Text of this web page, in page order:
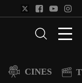
CINES